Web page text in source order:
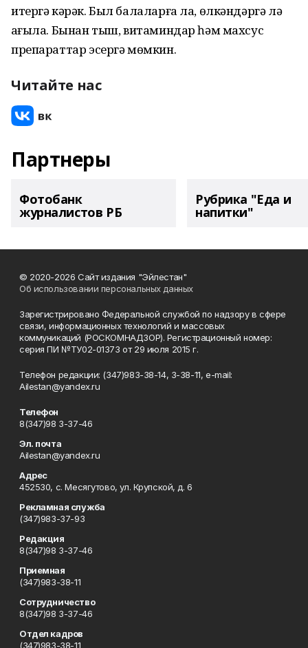
итергә кәрәк. Был балаларға ла, өлкәндәргә лә
ҡағыла. Бынан тыш, витаминдар һәм махсус
препараттар эсергә мөмкин.
Читайте нас
Партнеры
Фотобанк
журналистов РБ
Рубрика "Еда и
напитки"
© 2020-2026 Сайт издания "Эйлестан"
Об использовании персональных данных
Зарегистрировано Федеральной службой по надзору в сфере
связи, информационных технологий и массовых
коммуникаций (РОСКОМНАДЗОР). Регистрационный номер:
серия ПИ №ТУ02-01373 от 29 июля 2015 г.
Телефон редакции: (347)983-38-14, 3-38-11, e-mail:
Ailestan@yandex.ru
Телефон
8(347)98 3-37-46
Эл. почта
Ailestan@yandex.ru
Адрес
452530, с. Месягутово, ул. Крупской, д. 6
Рекламная служба
(347)983-37-93
Редакция
8(347)98 3-37-46
Приемная
(347)983-38-11
Сотрудничество
8(347)98 3-37-46
Отдел кадров
(347)983-38-11